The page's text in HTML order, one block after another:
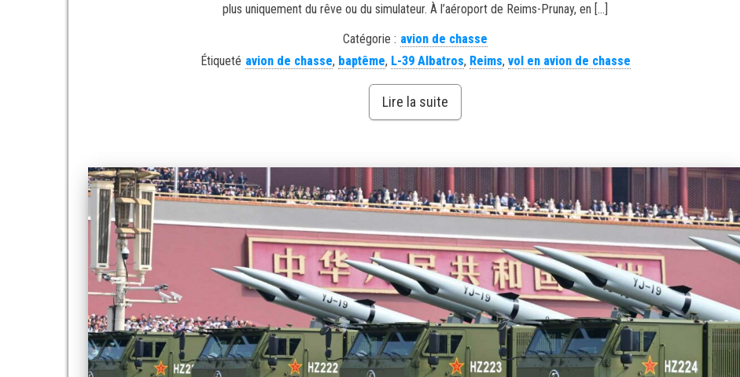
plus uniquement du rêve ou du simulateur. À l’aéroport de Reims-Prunay, en […]
Catégorie : avion de chasse
Étiqueté avion de chasse, baptême, L-39 Albatros, Reims, vol en avion de chasse
Lire la suite